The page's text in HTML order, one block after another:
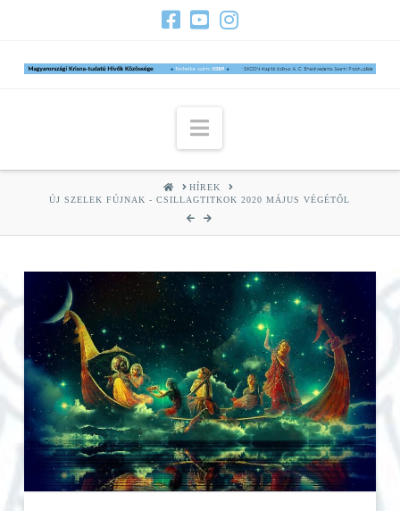
Navigation
HOMEHÍREK
ÚJ SZELEK FÚJNAK - CSILLAGTITKOK 2020 MÁJUS VÉGÉTŐL